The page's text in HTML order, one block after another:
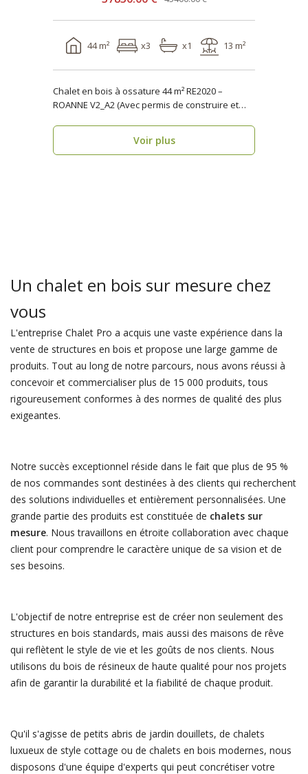
44 m² x3 x1 13 m²
Chalet en bois à ossature 44 m² RE2020 –
ROANNE V2_A2 (Avec permis de construire et
Voir plus
Un chalet en bois sur mesure chez
vous
L'entreprise Chalet Pro a acquis une vaste expérience dans la
vente de structures en bois et propose une large gamme de
produits. Tout au long de notre parcours, nous avons réussi à
concevoir et commercialiser plus de 15 000 produits, tous
rigoureusement conformes à des normes de qualité des plus
exigeantes.
Notre succès exceptionnel réside dans le fait que plus de 95 %
de nos commandes sont destinées à des clients qui recherchent
des solutions individuelles et entièrement personnalisées. Une
grande partie des produits est constituée de chalets sur
mesure. Nous travaillons en étroite collaboration avec chaque
client pour comprendre le caractère unique de sa vision et de
ses besoins.
L'objectif de notre entreprise est de créer non seulement des
structures en bois standards, mais aussi des maisons de rêve
qui reflètent le style de vie et les goûts de nos clients. Nous
utilisons du bois de résineux de haute qualité pour nos projets
afin de garantir la durabilité et la fiabilité de chaque produit.
Qu'il s'agisse de petits abris de jardin douillets, de chalets
luxueux de style cottage ou de chalets en bois modernes, nous
disposons d'une équipe d'experts qui peut concrétiser votre